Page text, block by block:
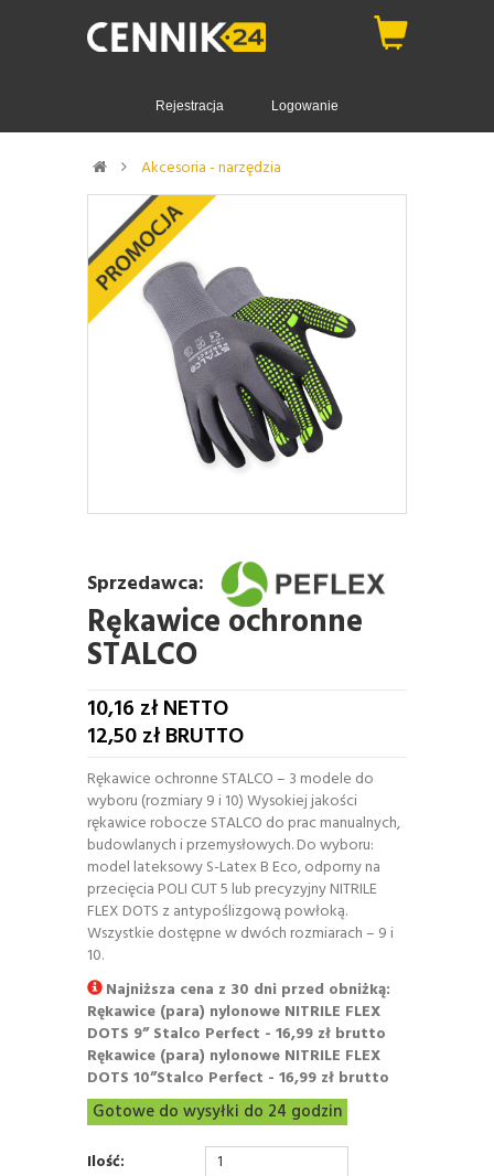
Rejestracja Logowanie
Akcesoria - narzędzia
Sprzedawca:
Rękawice ochronne
STALCO
10,16 zł NETTO
12,50zł BRUTTO
Rękawice ochronne STALCO – 3 modele do
wyboru (rozmiary 9 i 10) Wysokiej jakości
rękawice robocze STALCO do prac manualnych,
budowlanych i przemysłowych. Do wyboru:
model lateksowy S-Latex B Eco, odporny na
przecięcia POLI CUT 5 lub precyzyjny NITRILE
FLEX DOTS z antypoślizgową powłoką.
Wszystkie dostępne w dwóch rozmiarach – 9 i
10.
Najniższa cena z 30 dni przed obniżką:
Rękawice (para) nylonowe NITRILE FLEX
DOTS 9” Stalco Perfect - 16,99 zł brutto
Rękawice (para) nylonowe NITRILE FLEX
DOTS 10”Stalco Perfect - 16,99 zł brutto
Gotowe do wysyłki do 24 godzin
Ilość: